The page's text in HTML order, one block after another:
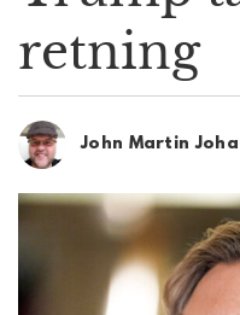
retning
John Martin